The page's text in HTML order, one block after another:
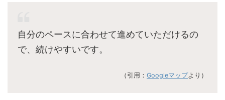
自分のペースに合わせて進めていただけるの
で、続けやすいです。
（引用： Googleマップより）